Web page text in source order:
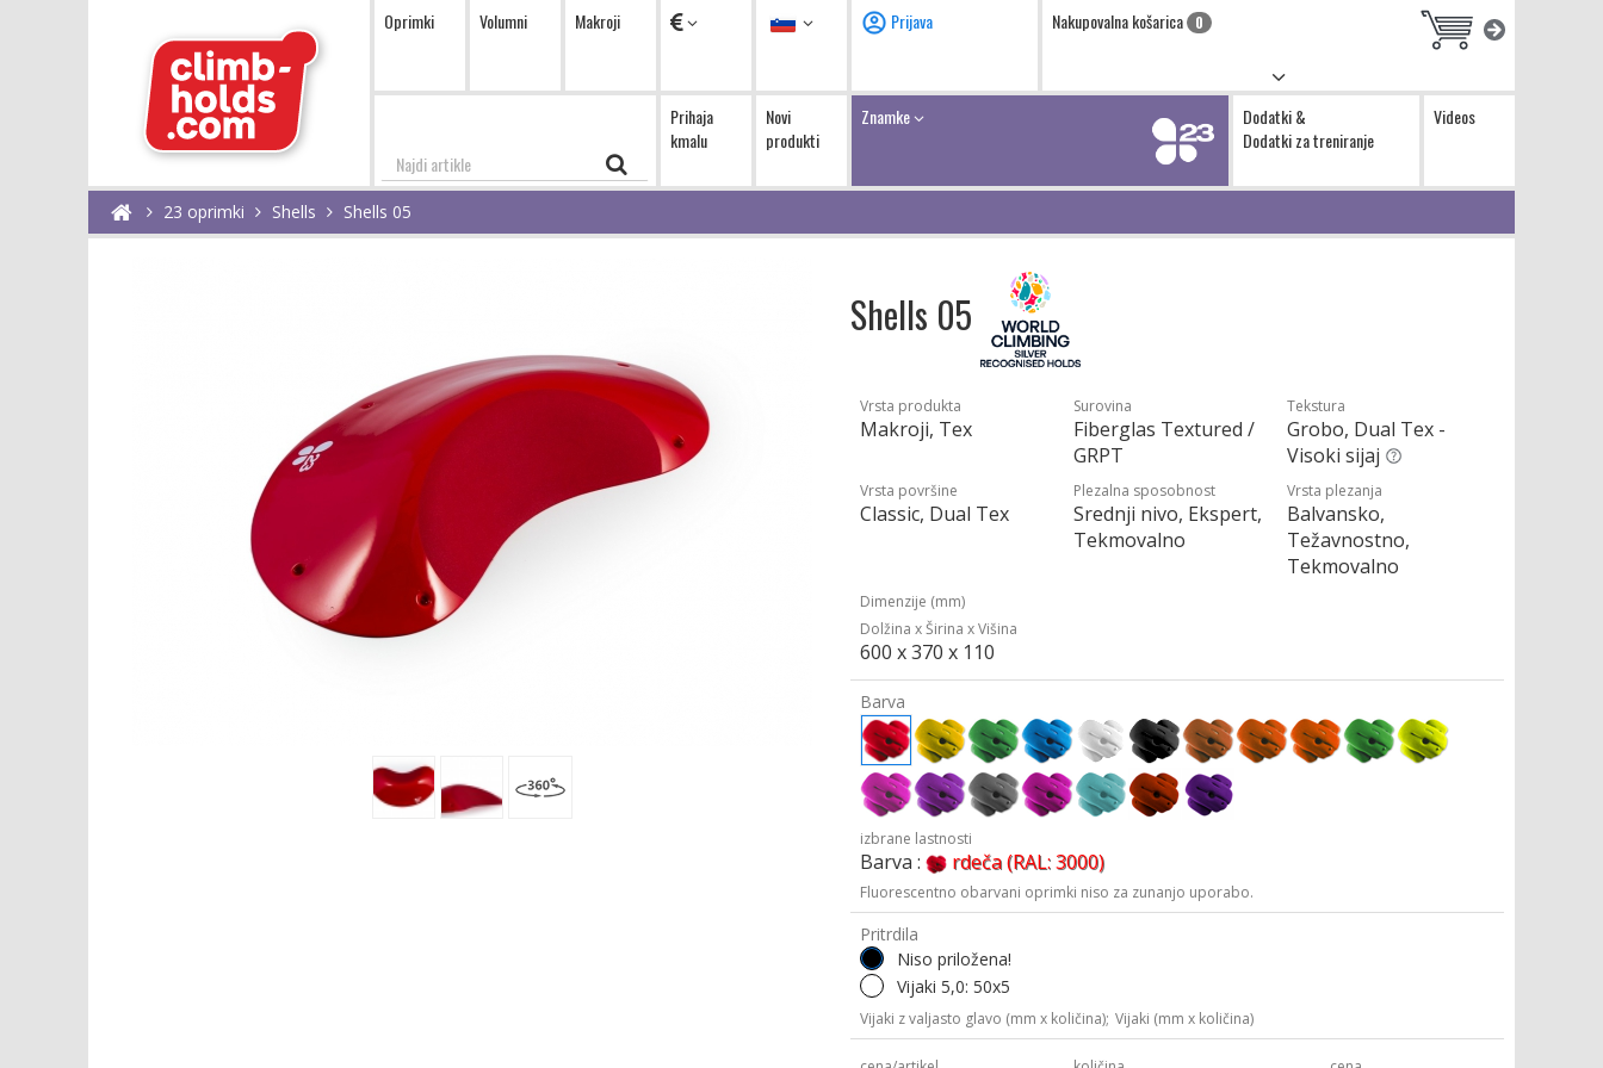
Oprimki Volumni Makroji Valute Jezik Prijava Nakupovalna košarica 0
Najdi
Prihaja
kmalu
Novi
produkti
Znamke
Dodatki &
Dodatki za treniranje
Videos
23 oprimki Shells Shells 05
Shells 05
Vrsta produkta
Makroji, Tex
Surovina
Fiberglas Textured /
GRPT
Tekstura
Grobo, Dual Tex -
Visoki sijaj
Vrsta površine
Classic, Dual Tex
Plezalna sposobnost
Srednji nivo, Ekspert,
Tekmovalno
Vrsta plezanja
Balvansko,
Težavnostno,
Tekmovalno
Dimenzije (mm)
Dolžina x Širina x Višina
600 x 370 x 110
Barva
izbrane lastnosti
Barva : rdeča (RAL: 3000)
Fluorescentno obarvani oprimki niso za zunanjo uporabo.
Pritrdila
Niso priložena!
Vijaki 5,0: 50x5
Vijaki z valjasto glavo (mm x količina); Vijaki (mm x količina)